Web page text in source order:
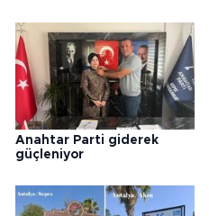
Anahtar Parti giderek
güçleniyor